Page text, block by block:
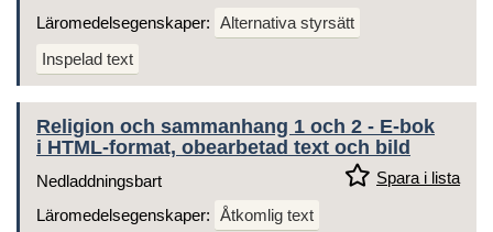
Läromedelsegenskaper: Alternativa styrsätt
Inspelad text
Religion och sammanhang 1 och 2 - E-bok
i HTML-format, obearbetad text och bild
Spara i lista
Nedladdningsbart
Läromedelsegenskaper: Åtkomlig text